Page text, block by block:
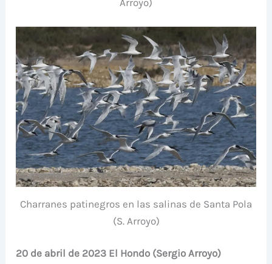
Arroyo)
Charranes patinegros en las salinas de Santa Pola
(S. Arroyo)
20 de abril de 2023 El Hondo (Sergio Arroyo)